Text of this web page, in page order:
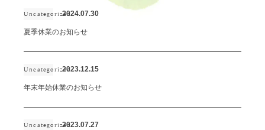
Uncategorized2024.07.30
夏季休業のお知らせ
Uncategorized2023.12.15
年末年始休業のお知らせ
Uncategorized2023.07.27